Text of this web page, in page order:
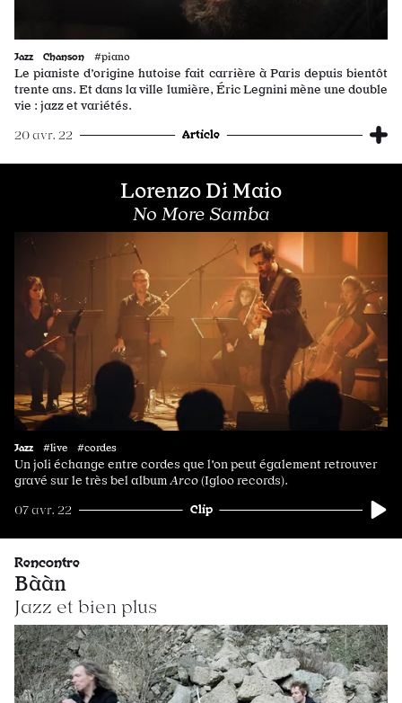
Jazz Chanson #piano
Le pianiste d’origine hutoise fait carrière à Paris depuis bientôt
trente ans. Et dans la ville lumière, Éric Legnini mène une double
vie : jazz et variétés.
20 avr. 22 Article
Lorenzo Di Maio
No More Samba
Jazz #live #cordes
Un joli échange entre cordes que l'on peut également retrouver
gravé sur le très bel albumArco(Igloo records).
07 avr. 22 Clip
Rencontre
Bààn
Jazz et bien plus